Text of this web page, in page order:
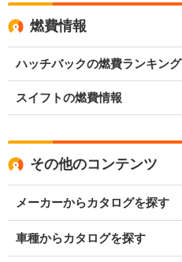
燃費情報
ハッチバックの燃費ランキング
スイフトの燃費情報
その他のコンテンツ
メーカーからカタログを探す
車種からカタログを探す